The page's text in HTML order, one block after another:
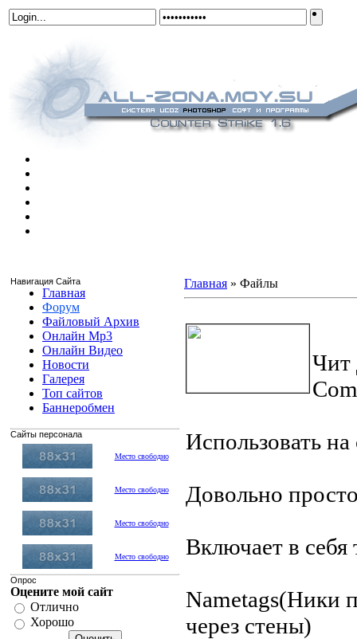
Навигация Сайта
Главная
Форум
Файловый Архив
Онлайн Mp3
Онлайн Видео
Новости
Галерея
Топ сайтов
Баннеробмен
Сайты персонала
Место свободно
Место свободно
Место свободно
Место свободно
Опрос
Оцените мой сайт
Отлично
Хорошо
Главная » Файлы
Чит
Использовать
Довольно
Включает в
Nametags(Ники
через стены)